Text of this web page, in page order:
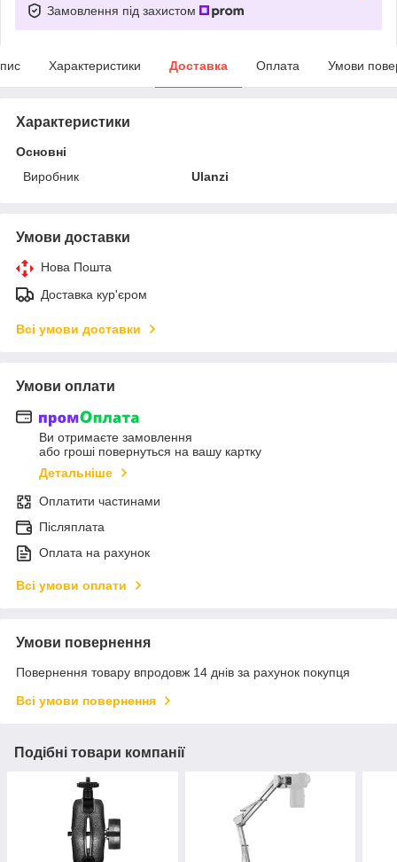
Замовлення під захистом
Характеристики Доставка Оплата Умови
Характеристики
Основні
Виробник
Ulanzi
Умови доставки
Нова Пошта
Доставка кур'єром
Всі умови доставки
Умови оплати
Ви отримаєте замовлення
або гроші повернуться на вашу картку
Детальніше
Оплатити частинами
Післяплата
Оплата на рахунок
Всі умови оплати
Умови повернення
Повернення товару впродовж 14 днів за рахунок покупця
Всі умови повернення
Подібні товари компанії